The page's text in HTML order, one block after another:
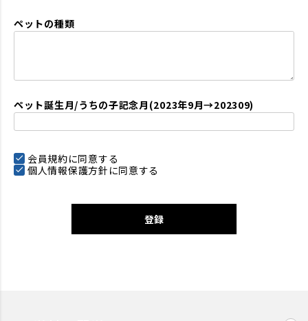
ペットの種類
ペット誕生月/うちの子記念月(2023年9月→202309)
会員規約に同意する
個人情報保護方針 に同意する
登録